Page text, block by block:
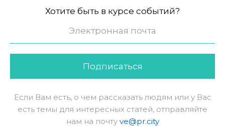
Хотите быть в курсе событий?
Подписаться
Если Вам есть, о чем рассказать людям или у Вас
есть темы для интересных статей, отправляйте
нам на почту ve@pr.city